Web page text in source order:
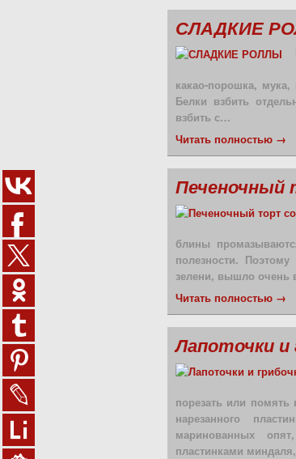
СЛАДКИЕ
какао-порошка,
Белки взбить
взбить с…
Читать полностью →
Печеночный
блины
полезности.
зелени, вышло очень
Читать полностью →
Лапоточки и
порезать или
нарезанного
маринованных
пластинками